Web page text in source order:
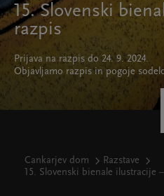
15. Slovenski
razpis
Prijava na razpis do 24. 9. 2024.
Objavljamo razpis in pogoje
Cankarjev dom
Razstave
15. Slovenski bienale ilustracije